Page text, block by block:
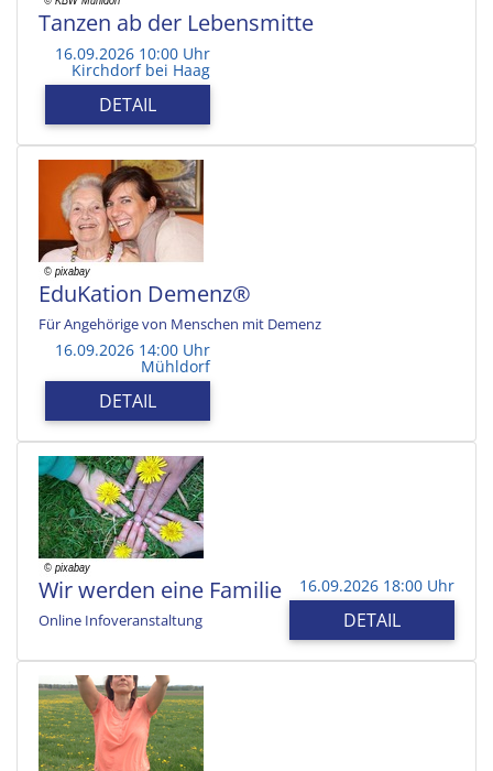
Tanzen ab der Lebensmitte
16.09.2026 10:00 Uhr
Kirchdorf bei Haag
DETAIL
EduKation Demenz®
Für Angehörige von Menschen mit Demenz
16.09.2026 14:00 Uhr
Mühldorf
DETAIL
Wir werden eine Familie
Online Infoveranstaltung
16.09.2026 18:00 Uhr
DETAIL